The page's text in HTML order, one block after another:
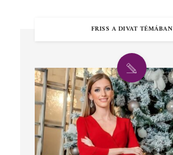
FRISS A DIVAT TÉMÁBAN